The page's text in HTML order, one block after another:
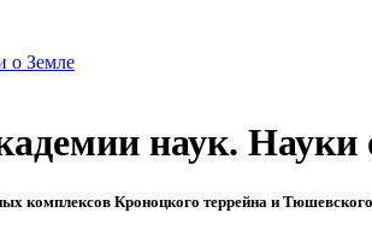
о Земле
наук. Науки
комплексов Кроноцкого террейна и